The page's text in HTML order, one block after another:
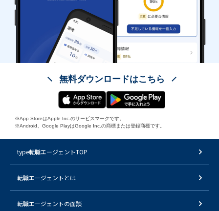
無料ダウンロードはこちら
※App StoreはApple Inc.のサービスマークです。
※Android、Google PlayはGoogle Inc.の商標または登録商標です。
type転職エージェントTOP
転職エージェントとは
転職エージェントの面談